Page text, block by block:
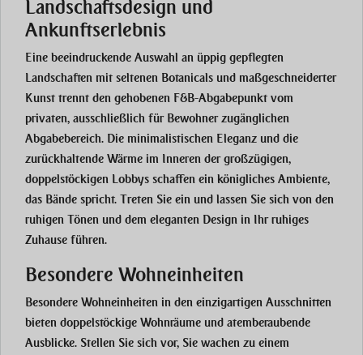
Landschaftsdesign und
Ankunftserlebnis
Eine beeindruckende Auswahl an üppig gepflegten
Landschaften mit seltenen Botanicals und maßgeschneiderter
Kunst trennt den gehobenen F&B-Abgabepunkt vom
privaten, ausschließlich für Bewohner zugänglichen
Abgabebereich. Die minimalistischen Eleganz und die
zurückhaltende Wärme im Inneren der großzügigen,
doppelstöckigen Lobbys schaffen ein königliches Ambiente,
das Bände spricht. Treten Sie ein und lassen Sie sich von den
ruhigen Tönen und dem eleganten Design in Ihr ruhiges
Zuhause führen.
Besondere Wohneinheiten
Besondere Wohneinheiten in den einzigartigen Ausschnitten
bieten doppelstöckige Wohnräume und atemberaubende
Ausblicke. Stellen Sie sich vor, Sie wachen zu einem